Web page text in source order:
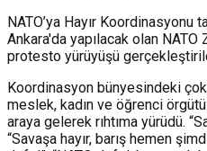
NATO’ya Hayır Koordinasyonu
Ankara'da yapılacak olan
protesto yürüyüşü
Koordinasyon bünyesindeki
meslek, kadın ve öğrenci
araya gelerek rıhtıma yürüdü.
“Savaşa hayır, barış hemen